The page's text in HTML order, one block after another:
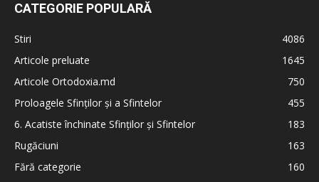
CATEGORIE POPULARĂ
Stiri
4086
Articole preluate
1645
Articole Ortodoxia.md
750
Proloagele Sfinților și a Sfintelor
455
6. Acatiste închinate Sfinților și Sfintelor
183
Rugăciuni
163
Fără categorie
160